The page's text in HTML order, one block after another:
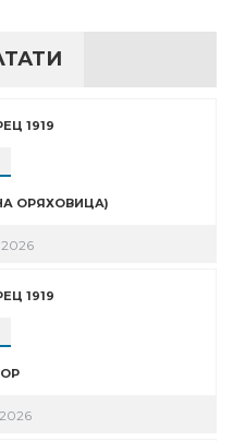
1919
ОРЯХОВИЦА)
1919